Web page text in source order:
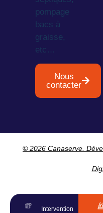
pompage
bacs à
graisse,
etc…
Nous
contacter
© 2026 Canaserve.
Intervention